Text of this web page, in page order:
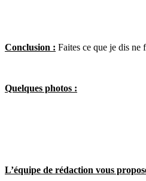
Conclusion : Faites ce que je dis ne
Quelques photos :
L’équipe de rédaction vous